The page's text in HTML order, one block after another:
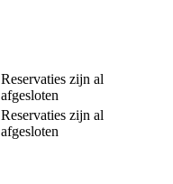
Reservaties zijn al
afgesloten
Reservaties zijn al
afgesloten